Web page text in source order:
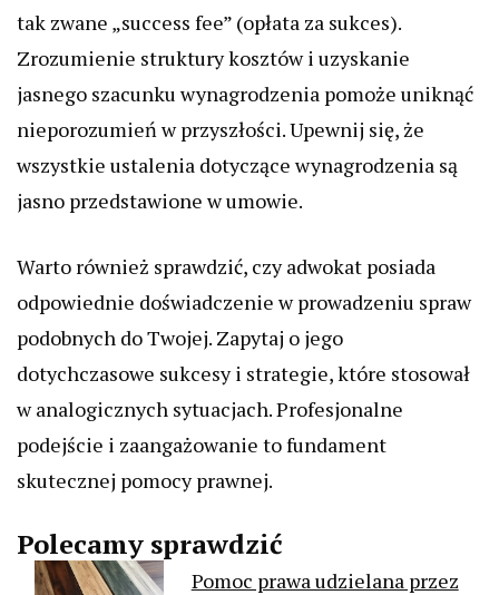
tak zwane „success fee” (opłata za sukces).
Zrozumienie struktury kosztów i uzyskanie
jasnego szacunku wynagrodzenia pomoże uniknąć
nieporozumień w przyszłości. Upewnij się, że
wszystkie ustalenia dotyczące wynagrodzenia są
jasno przedstawione w umowie.
Warto również sprawdzić, czy adwokat posiada
odpowiednie doświadczenie w prowadzeniu spraw
podobnych do Twojej. Zapytaj o jego
dotychczasowe sukcesy i strategie, które stosował
w analogicznych sytuacjach. Profesjonalne
podejście i zaangażowanie to fundament
skutecznej pomocy prawnej.
Polecamy sprawdzić
Pomoc prawa udzielana przez